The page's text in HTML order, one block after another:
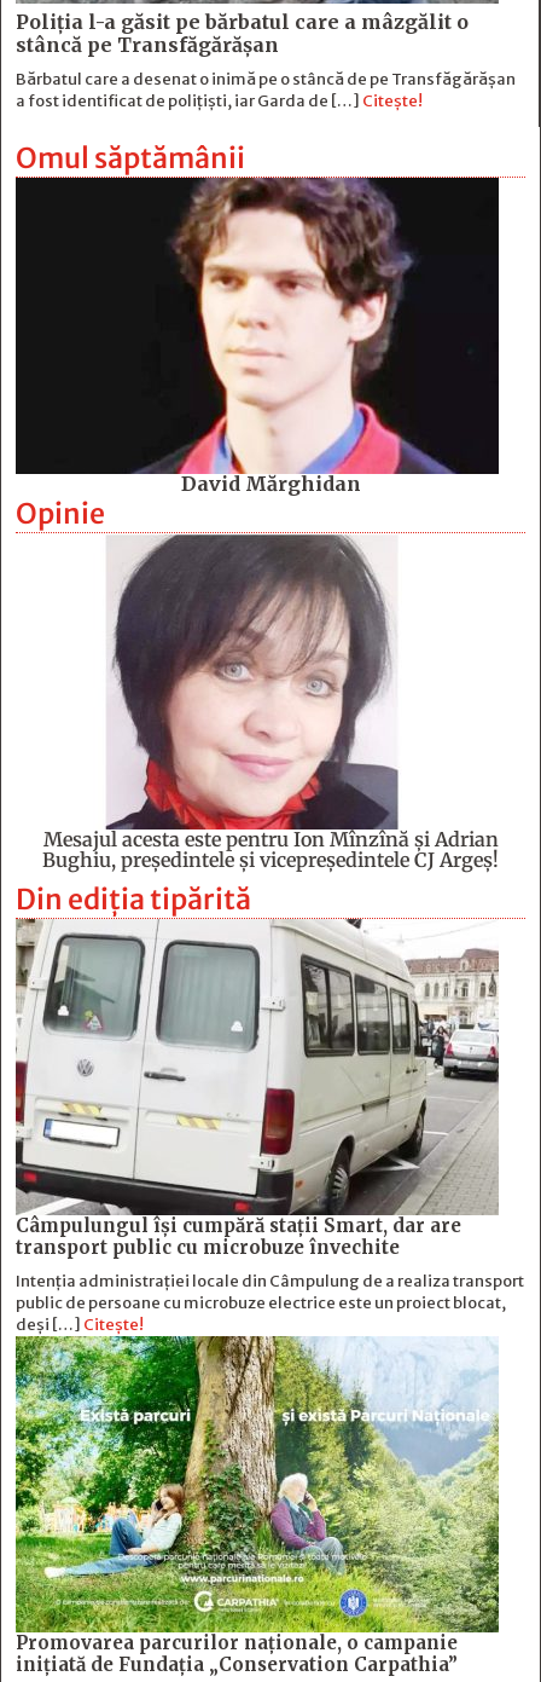
Poliția l-a găsit pe bărbatul care a mâzgălit o
stâncă pe Transfăgărășan
Bărbatul care a desenat o inimă pe o stâncă de pe Transfăgărășan
a fost identificat de polițiști, iar Garda de […] Citește!
Omul săptămânii
David Mărghidan
Opinie
Mesajul acesta este pentru Ion Mînzînă şi Adrian
Bughiu, preşedintele şi vicepreşedintele CJ Argeş!
Din ediția tipărită
Câmpulungul îşi cumpără staţii Smart, dar are
transport public cu microbuze învechite
Intenția administrației locale din Câmpulung de a realiza transport
public de persoane cu microbuze electrice este un proiect blocat,
deși […] Citește!
Promovarea parcurilor naționale, o campanie
inițiată de Fundația „Conservation Carpathia”